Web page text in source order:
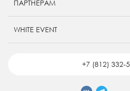
ПАРТНЁРАМ
WHITE EVENT
+7 (812) 332-